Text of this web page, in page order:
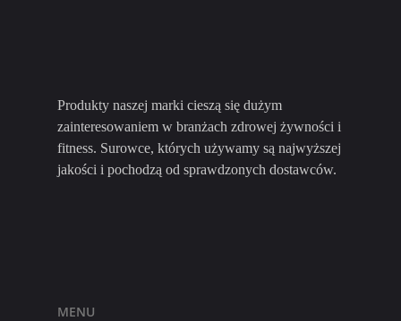
Produkty naszej marki cieszą się dużym
zainteresowaniem w branżach zdrowej żywności i
fitness. Surowce, których używamy są najwyższej
jakości i pochodzą od sprawdzonych dostawców.
MENU